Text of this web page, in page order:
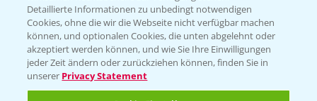
KONTAKT
Hilfe in Notfällen
T.+49 (0)214/30-20220
Detaillierte Informationen zu unbedingt notwendigen
Cookies, ohne die wir die Webseite nicht verfügbar machen
können, und optionalen Cookies, die unten abgelehnt oder
akzeptiert werden können, und wie Sie Ihre Einwilligungen
jeder Zeit ändern oder zurückziehen können, finden Sie in
unserer Privacy Statement